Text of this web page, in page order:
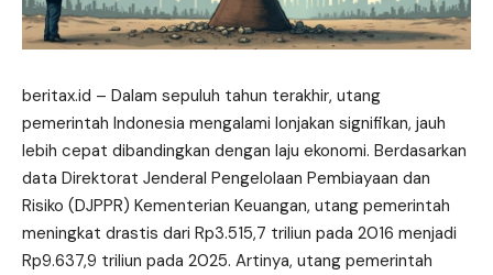
beritax.id – Dalam sepuluh tahun terakhir, utang
pemerintah Indonesia mengalami lonjakan signifikan, jauh
lebih cepat dibandingkan dengan laju ekonomi. Berdasarkan
data Direktorat Jenderal Pengelolaan Pembiayaan dan
Risiko (DJPPR) Kementerian Keuangan, utang pemerintah
meningkat drastis dari Rp3.515,7 triliun pada 2016 menjadi
Rp9.637,9 triliun pada 2025. Artinya, utang pemerintah